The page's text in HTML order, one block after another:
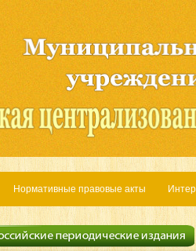
Нормативные правовые акты